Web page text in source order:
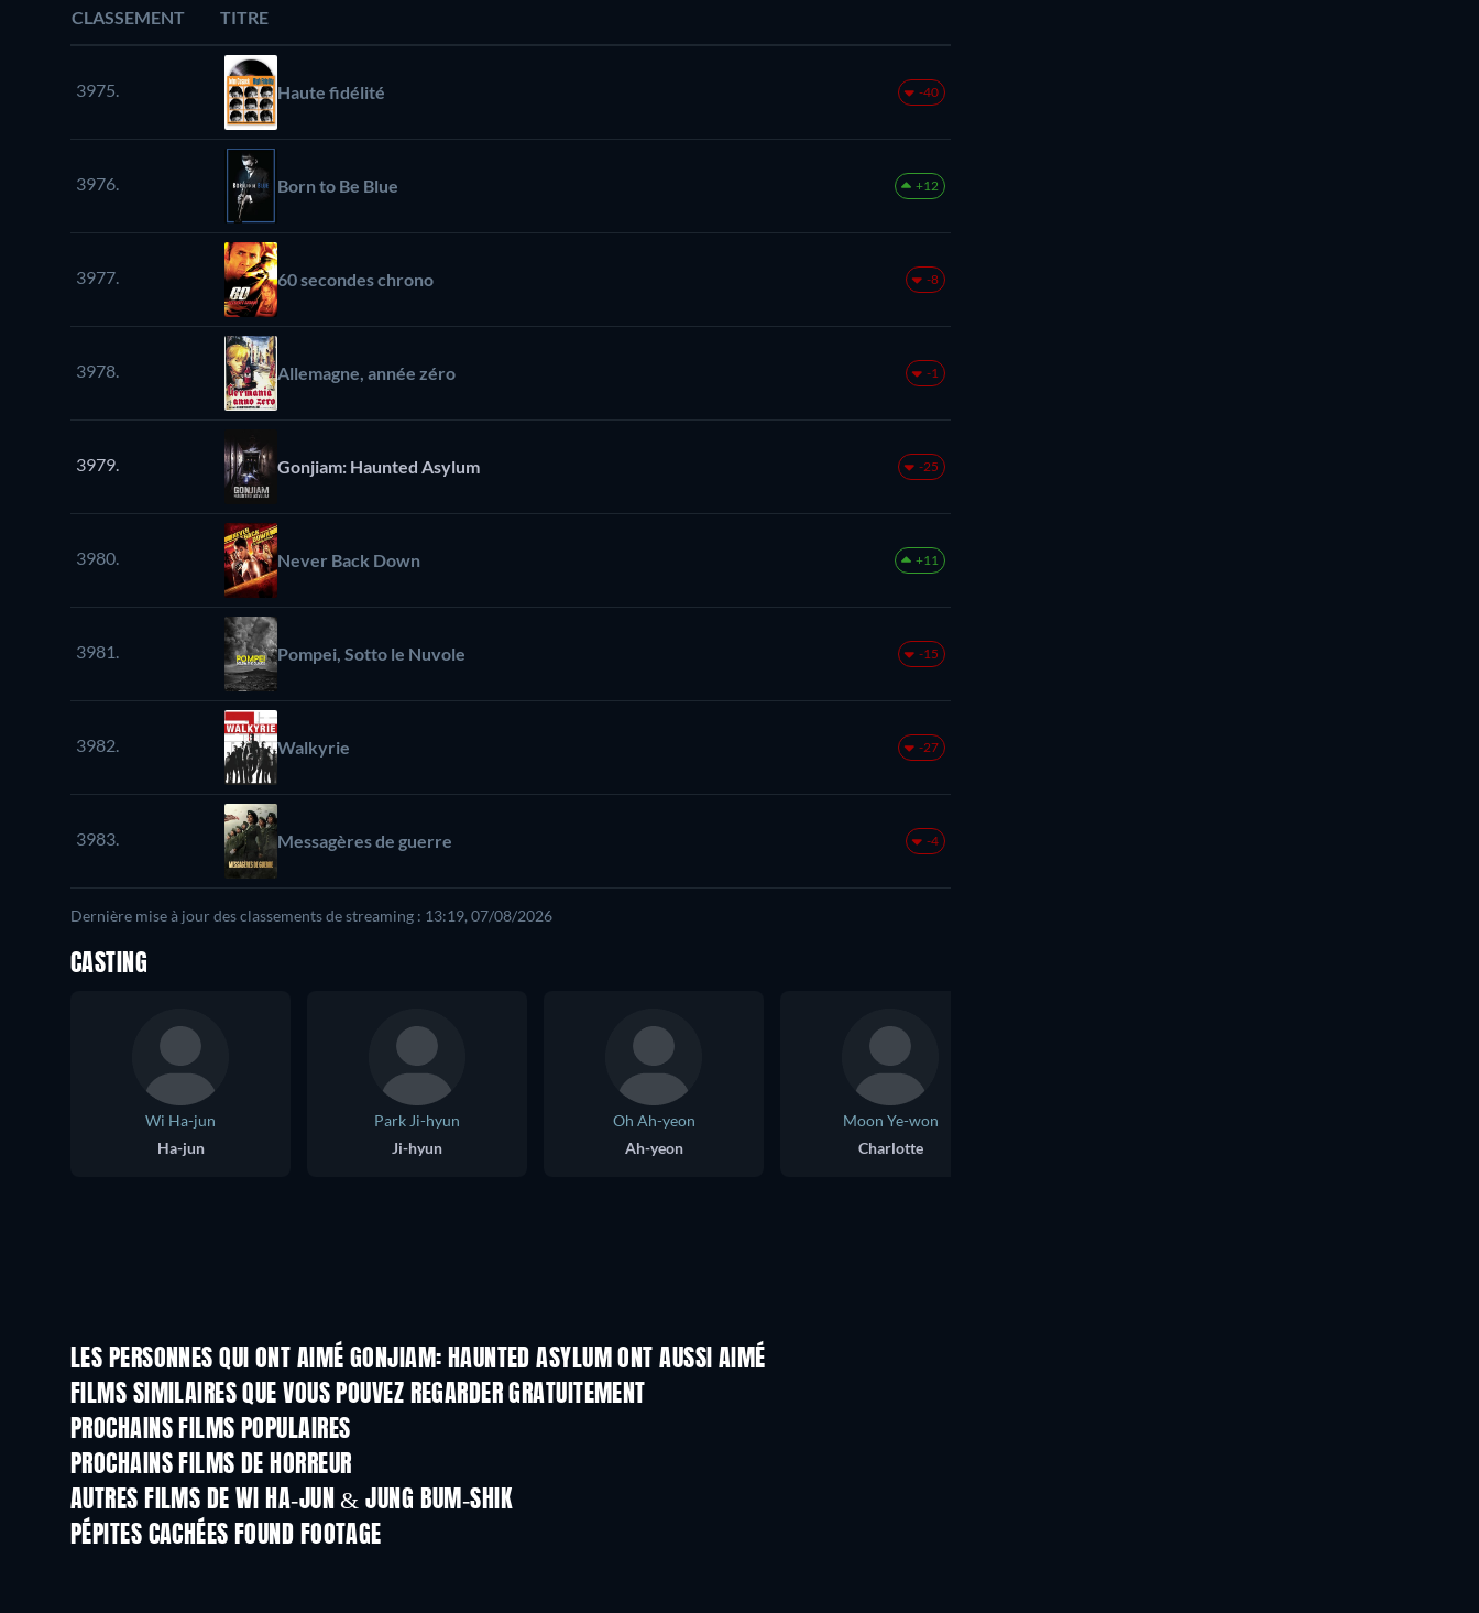
CLASSEMENT TITRE
3975. Haute fidélité -40
3976. Born to Be Blue +12
3977. 60 secondes chrono -8
3978. Allemagne, année zéro -1
3979. Gonjiam: Haunted Asylum -25
3980. Never Back Down +11
3981. Pompei, Sotto le Nuvole -15
3982. Walkyrie -27
3983. Messagères de guerre -4
Dernière mise à jour des classements de streaming : 13:19, 07/08/2026
CASTING
Wi Ha-jun
Ha-jun
Park Ji-hyun
Ji-hyun
Oh Ah-yeon
Ah-yeon
Moon Ye-won
Charlotte
LES PERSONNES QUI ONT AIMÉ GONJIAM: HAUNTED ASYLUM ONT AUSSI AIMÉ
FILMS SIMILAIRES QUE VOUS POUVEZ REGARDER GRATUITEMENT
PROCHAINS FILMS POPULAIRES
PROCHAINS FILMS DE HORREUR
AUTRES FILMS DE WI HA-JUN & JUNG BUM-SHIK
PÉPITES CACHÉES FOUND FOOTAGE